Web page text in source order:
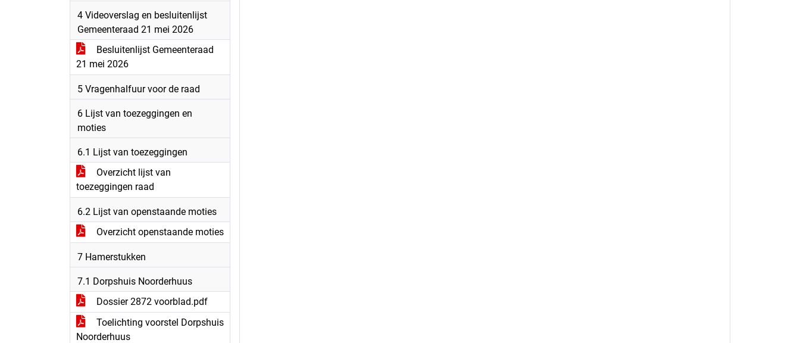
4 Videoverslag en besluitenlijst
Gemeenteraad 21 mei 2026
Besluitenlijst Gemeenteraad
21 mei 2026
5 Vragenhalfuur voor de raad
6 Lijst van toezeggingen en
moties
6.1 Lijst van toezeggingen
Overzicht lijst van
toezeggingen raad
6.2 Lijst van openstaande moties
Overzicht openstaande moties
7 Hamerstukken
7.1 Dorpshuis Noorderhuus
Dossier 2872 voorblad.pdf
Toelichting voorstel Dorpshuis
Noorderhuus